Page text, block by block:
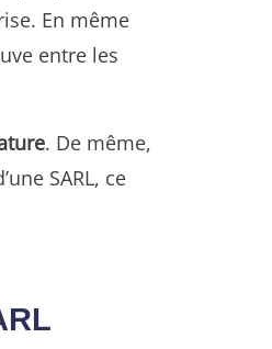
En même
entre les
. De même,
SARL, ce